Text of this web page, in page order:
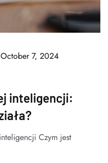
October 7, 2024
inteligencji:
Czym jest